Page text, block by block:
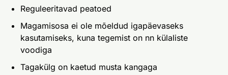
Reguleeritavad peatoed
Magamisosa ei ole mõeldud igapäevaseks
kasutamiseks, kuna tegemist on nn külaliste
voodiga
Tagakülg on kaetud musta kangaga